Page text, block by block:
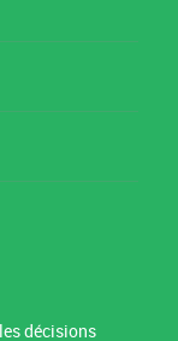
décisions